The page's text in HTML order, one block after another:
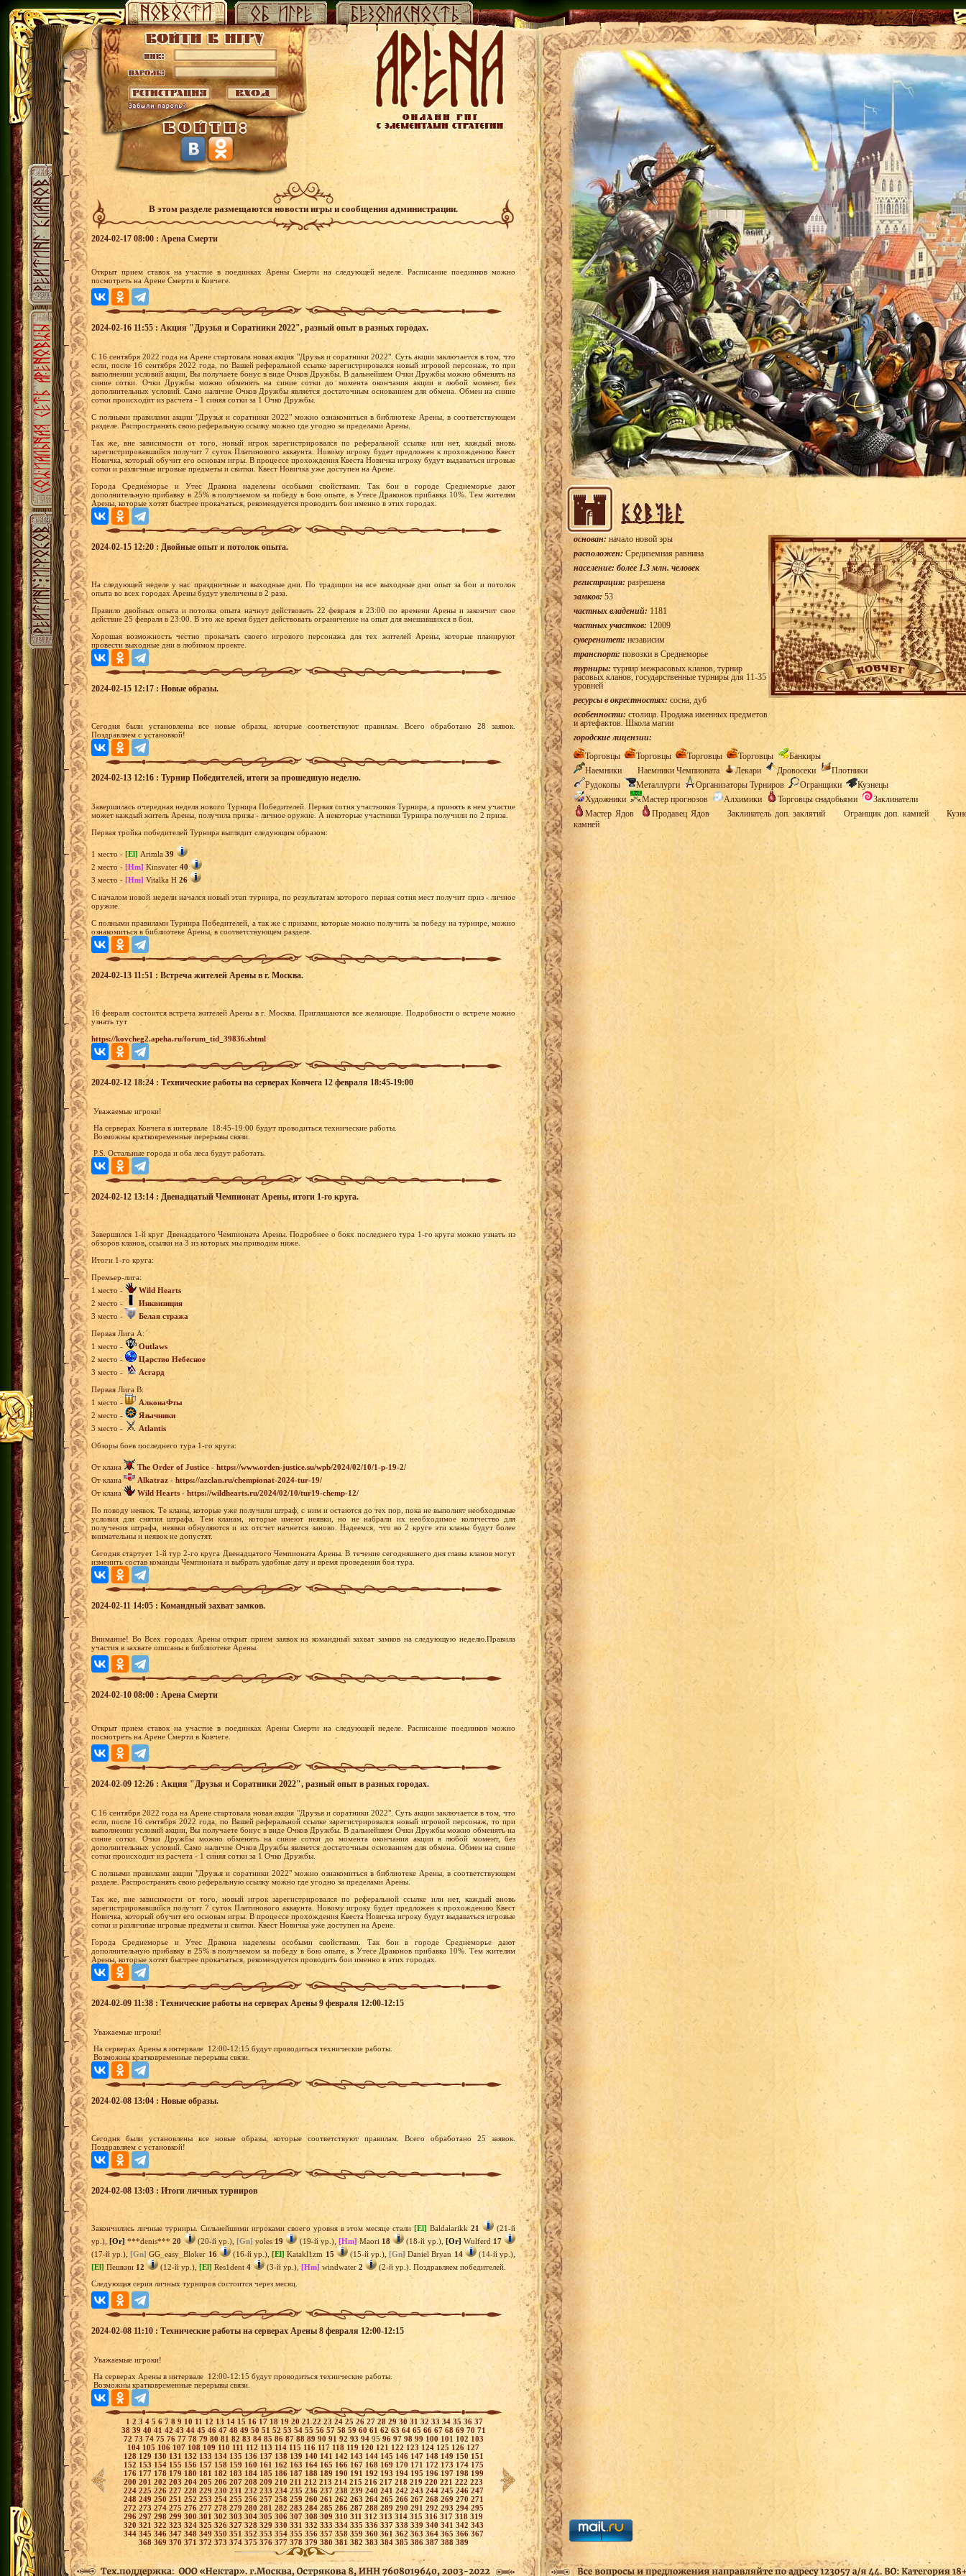
В этом разделе размещаются новости игры и сообщения администрации.
2024-02-17 08:00 : Арена Смерти
Открыт прием ставок на участие в поединках Арены Смерти на следующей неделе. Расписание поединков можно
посмотреть на Арене Смерти в Ковчеге.
2024-02-16 11:55 : Акция "Друзья и Соратники 2022", разный опыт в разных городах.
С 16 сентября 2022 года на Арене стартовала новая акция "Друзья и соратники 2022". Суть акции заключается в том, что
если, после 16 сентября 2022 года, по Вашей реферальной ссылке зарегистрировался новый игровой персонаж, то при
выполнении условий акции, Вы получаете бонус в виде Очков Дружбы. В дальнейшем Очки Дружбы можно обменять на
синие сотки. Очки Дружбы можно обменять на синие сотки до момента окончания акции в любой момент, без
дополнительных условий. Само наличие Очков Дружбы является достаточным основанием для обмена. Обмен на синие
сотки происходит из расчета - 1 синяя сотки за 1 Очко Дружбы.
С полными правилами акции "Друзья и соратники 2022" можно ознакомиться в библиотеке Арены, в соответствующем
разделе. Распространять свою реферальную ссылку можно где угодно за пределами Арены.
Так же, вне зависимости от того, новый игрок зарегистрировался по реферальной ссылке или нет, каждый вновь
зарегистрировавшийся получит 7 суток Платинового аккаунта. Новому игроку будет предложен к прохождению Квест
Новичка, который обучит его основам игры. В процессе прохождения Квеста Новичка игроку будут выдаваться игровые
сотки и различные игровые предметы и свитки. Квест Новичка уже доступен на Арене.
Города Среднеморье и Утес Дракона наделены особыми свойствами. Так бои в городе Среднеморье дают
дополнительную прибавку в 25% в получаемом за победу в бою опыте, в Утесе Драконов прибавка 10%. Тем жителям
Арены, которые хотят быстрее прокачаться, рекомендуется проводить бои именно в этих городах.
2024-02-15 12:20 : Двойные опыт и потолок опыта.
На следующей неделе у нас праздничные и выходные дни. По традиции на все выходные дни опыт за бои и потолок
опыта во всех городах Арены будут увеличены в 2 раза.
Правило двойных опыта и потолка опыта начнут действовать 22 февраля в 23:00 по времени Арены и закончит свое
действие 25 февраля в 23:00. В это же время будет действовать ограничение на опыт для вмешавшихся в бои.
Хорошая возможность честно прокачать своего игрового персонажа для тех жителей Арены, которые планируют
провести выходные дни в любимом проекте.
2024-02-15 12:17 : Новые образы.
Сегодня были установлены все новые образы, которые соответствуют правилам. Всего обработано 28 заявок.
Поздравляем с установкой!
2024-02-13 12:16 : Турнир Победителей, итоги за прошедшую неделю.
Завершилась очередная неделя нового Турнира Победителей. Первая сотня участников Турнира, а принять в нем участие
может каждый житель Арены, получила призы - личное оружие. А некоторые участники Турнира получили по 2 приза.
Первая тройка победителей Турнира выглядит следующим образом:
1 место - [El] Arimla 39
2 место - [Hm] Kinsvater 40
3 место - [Hm] Vitalka H 26
С началом новой недели начался новый этап турнира, по результатам которого первая сотня мест получит приз - личное
оружие.
С полными правилами Турнира Победителей, а так же с призами, которые можно получить за победу на турнире, можно
ознакомиться в библиотеке Арены, в соответствующем разделе.
2024-02-13 11:51 : Встреча жителей Арены в г. Москва.
16 февраля состоится встреча жителей Арены в г. Москва. Приглашаются все желающие. Подробности о встрече можно
узнать тут
https://kovcheg2.apeha.ru/forum_tid_39836.shtml
2024-02-12 18:24 : Технические работы на серверах Ковчега 12 февраля 18:45-19:00
Уважаемые игроки!
На серверах Ковчега в интервале 18:45-19:00 будут проводиться технические работы.
Возможны кратковременные перерывы связи.
P.S. Остальные города и оба леса будут работать.
2024-02-12 13:14 : Двенадцатый Чемпионат Арены, итоги 1-го круга.
Завершился 1-й круг Двенадцатого Чемпионата Арены. Подробнее о боях последнего тура 1-го круга можно узнать из
обзоров кланов, ссылки на 3 из которых мы приводим ниже.
Итоги 1-го круга:
Премьер-лига:
1 место -
Wild Hearts
2 место -
Инквизиция
3 место -
Белая стража
Первая Лига А:
1 место -
Outlaws
2 место -
Царство Небесное
3 место -
Асгард
Первая Лига В:
1 место -
АлконаФты
2 место -
Язычники
3 место -
Atlantis
Обзоры боев последнего тура 1-го круга:
От клана The Order of Justice - https://www.orden-justice.su/wpb/2024/02/10/1-p-19-2/
От клана
Alkatraz - https://azclan.ru/chempionat-2024-tur-19/
От клана
Wild Hearts - https://wildhearts.ru/2024/02/10/tur19-chemp-12/
По поводу неявок. Те кланы, которые уже получили штраф, с ним и остаются до тех пор, пока не выполнят необходимые
условия для снятия штрафа. Тем кланам, которые имеют неявки, но не набрали их необходимое количество для
получения штрафа, неявки обнуляются и их отсчет начнется заново. Надеемся, что во 2 круге эти кланы будут более
внимательны и неявок не допустят.
Сегодня стартует 1-й тур 2-го круга Двенадцатого Чемпионата Арены. В течение сегодняшнего дня главы кланов могут
изменить состав команды Чемпионата и выбрать удобные дату и время проведения боя тура.
2024-02-11 14:05 : Командный захват замков.
Внимание! Во Всех городах Арены открыт прием заявок на командный захват замков на следующую неделю.Правила
участия в захвате описаны в библиотеке Арены.
2024-02-10 08:00 : Арена Смерти
Открыт прием ставок на участие в поединках Арены Смерти на следующей неделе. Расписание поединков можно
посмотреть на Арене Смерти в Ковчеге.
2024-02-09 12:26 : Акция "Друзья и Соратники 2022", разный опыт в разных городах.
С 16 сентября 2022 года на Арене стартовала новая акция "Друзья и соратники 2022". Суть акции заключается в том, что
если, после 16 сентября 2022 года, по Вашей реферальной ссылке зарегистрировался новый игровой персонаж, то при
выполнении условий акции, Вы получаете бонус в виде Очков Дружбы. В дальнейшем Очки Дружбы можно обменять на
синие сотки. Очки Дружбы можно обменять на синие сотки до момента окончания акции в любой момент, без
дополнительных условий. Само наличие Очков Дружбы является достаточным основанием для обмена. Обмен на синие
сотки происходит из расчета - 1 синяя сотки за 1 Очко Дружбы.
С полными правилами акции "Друзья и соратники 2022" можно ознакомиться в библиотеке Арены, в соответствующем
разделе. Распространять свою реферальную ссылку можно где угодно за пределами Арены.
Так же, вне зависимости от того, новый игрок зарегистрировался по реферальной ссылке или нет, каждый вновь
зарегистрировавшийся получит 7 суток Платинового аккаунта. Новому игроку будет предложен к прохождению Квест
Новичка, который обучит его основам игры. В процессе прохождения Квеста Новичка игроку будут выдаваться игровые
сотки и различные игровые предметы и свитки. Квест Новичка уже доступен на Арене.
Города Среднеморье и Утес Дракона наделены особыми свойствами. Так бои в городе Среднеморье дают
дополнительную прибавку в 25% в получаемом за победу в бою опыте, в Утесе Драконов прибавка 10%. Тем жителям
Арены, которые хотят быстрее прокачаться, рекомендуется проводить бои именно в этих городах.
2024-02-09 11:38 : Технические работы на серверах Арены 9 февраля 12:00-12:15
Уважаемые игроки!
На серверах Арены в интервале 12:00-12:15 будут проводиться технические работы.
Возможны кратковременные перерывы связи.
2024-02-08 13:04 : Новые образы.
Сегодня были установлены все новые образы, которые соответствуют правилам. Всего обработано 25 заявок.
Поздравляем с установкой!
2024-02-08 13:03 : Итоги личных турниров
Закончились личные турниры. Сильнейшими игроками своего уровня в этом месяце стали[El] Baldalarikk21
(21-й
ур.),[Or] ***denis***20 (20-й ур.), [Gn] yoles19 (19-й ур.), [Hm] Maori 18 (18-й ур.), [Or] Wulferd 17
(17-й ур.),[Gn] GG_easy_Bloker 16 (16-й ур.),[El] Katakl1zm 15 (15-й ур.),[Gn] Daniel Bryan 14
(14-й ур.),
[El] Пешкин 12 (12-й ур.), [El] Res1dent 4 (3-й ур.), [Hm] windwater 2
(2-й ур.). Поздравляем победителей.
Следующая серия личных турниров состоится через месяц.
2024-02-08 11:10 : Технические работы на серверах Арены 8 февраля 12:00-12:15
Уважаемые игроки!
На серверах Арены в интервале 12:00-12:15 будут проводиться технические работы.
Возможны кратковременные перерывы связи.
1 2 3 4 5 6 7 8 9 10 11 12 13 14 15 16 17 18 19 20 2122 23 24 25 26 27 28 29 30 31 3233 34 35 36 37
38 39 40 41 42 43 44 45 46 47 48 49 50 51 52 53 54 55 56 57 58 59 60 61 62 63 64 65 66 67 68 69 70 71
72 73 74 75 76 77 78 79 80 81 82 83 84 85 86 87 88 89 90 91 92 93 94 95 96 97 98 99 100 101 102 103
104 105 106 107 108 109 110 111 112 113 114 115 116 117 118 119 120 121 122 123 124 125 126 127
128 129 130 131 132 133 134 135 136 137 138 139 140 141 142 143 144 145 146 147 148 149 150 151
152 153 154 155 156 157 158 159 160 161 162 163 164 165 166 167 168 169 170 171 172 173 174 175
176 177 178 179 180 181 182 183 184 185 186 187 188 189 190 191 192 193 194 195 196 197 198 199
200 201 202 203 204 205 206 207 208 209 210 211 212 213 214 215 216 217 218 219 220 221 222 223
224 225 226 227 228 229 230 231 232 233 234 235 236 237 238 239 240 241 242 243 244 245 246 247
248 249 250 251 252 253 254 255 256 257 258 259 260 261 262 263 264 265 266 267 268 269 270 271
272 273 274 275 276 277 278 279 280 281 282 283 284 285 286 287 288 289 290 291 292 293 294 295
296 297 298 299 300 301 302 303 304 305 306 307 308309 310 311 312 313 314 315 316 317 318 319
320 321 322 323 324 325 326 327 328 329 330 331 332 333 334 335 336 337 338 339 340 341 342 343
344 345 346 347 348 349350 351 352 353 354 355 356 357 358 359 360 361 362363 364 365 366 367
368 369 370 371 372 373 374 375 376 377 378 379 380 381 382 383 384 385 386 387 388 389
основан: начало новой эры
расположен: Средиземная равнина
население: более 1.3 млн. человек
регистрация: разрешена
замков: 53
частных владений: 1181
частных участков: 12009
суверенитет: независим
транспорт: повозки в Среднеморье
турниры: турнир межрасовых кланов, турнир
расовых кланов, государственные турниры для 11-35
уровней
ресурсы в окрестностях: сосна, дуб
особенности: столица. Продажа именных предметов
и артефактов. Школа магии
городские лицензии:
Торговцы
Торговцы Торговцы Торговцы
Банкиры
Наемники
Наемники Чемпионата Лекари Дровосеки
Плотники
Рудокопы
Металлурги Организаторы Турниров Огранщики
Кузнецы
Художники
Мастер прогнозов Алхимики Торговцы снадобьями
Заклинатели
Мастер Ядов
Продавец Ядов Заклинатель доп. заклятий Огранщик доп. камней
камней